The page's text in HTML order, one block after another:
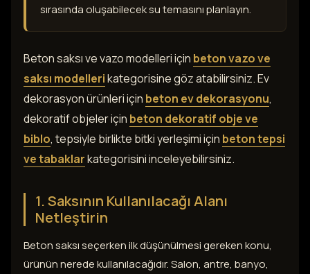
sırasında oluşabilecek su temasını planlayın.
Beton saksı ve vazo modelleri için beton vazo ve
saksı modellerikategorisine göz atabilirsiniz. Ev
dekorasyon ürünleri için beton ev dekorasyonu,
dekoratif objeler için beton dekoratif obje ve
biblo, tepsiyle birlikte bitki yerleşimi için beton tepsi
ve tabaklarkategorisini inceleyebilirsiniz.
1. Saksının Kullanılacağı Alanı
Netleştirin
Beton saksı seçerken ilk düşünülmesi gereken konu,
ürünün nerede kullanılacağıdır. Salon, antre, banyo,